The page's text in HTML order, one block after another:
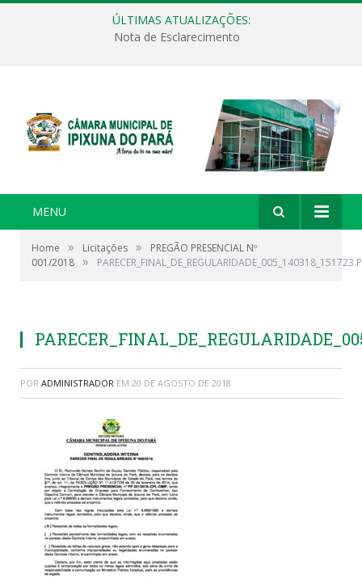
ÚLTIMAS ATUALIZAÇÕES:
Nota de Esclarecimento
MENU
Home » Licitações »
PREGÃO PRESENCIAL Nº
001/2018 »
POR ADMINISTRADOR EM 20 DE AGOSTO DE 2018